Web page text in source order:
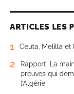
ARTICLES LES
1 Ceuta, Melilla et
2
Rapport. La
preuves qui
l’Algérie